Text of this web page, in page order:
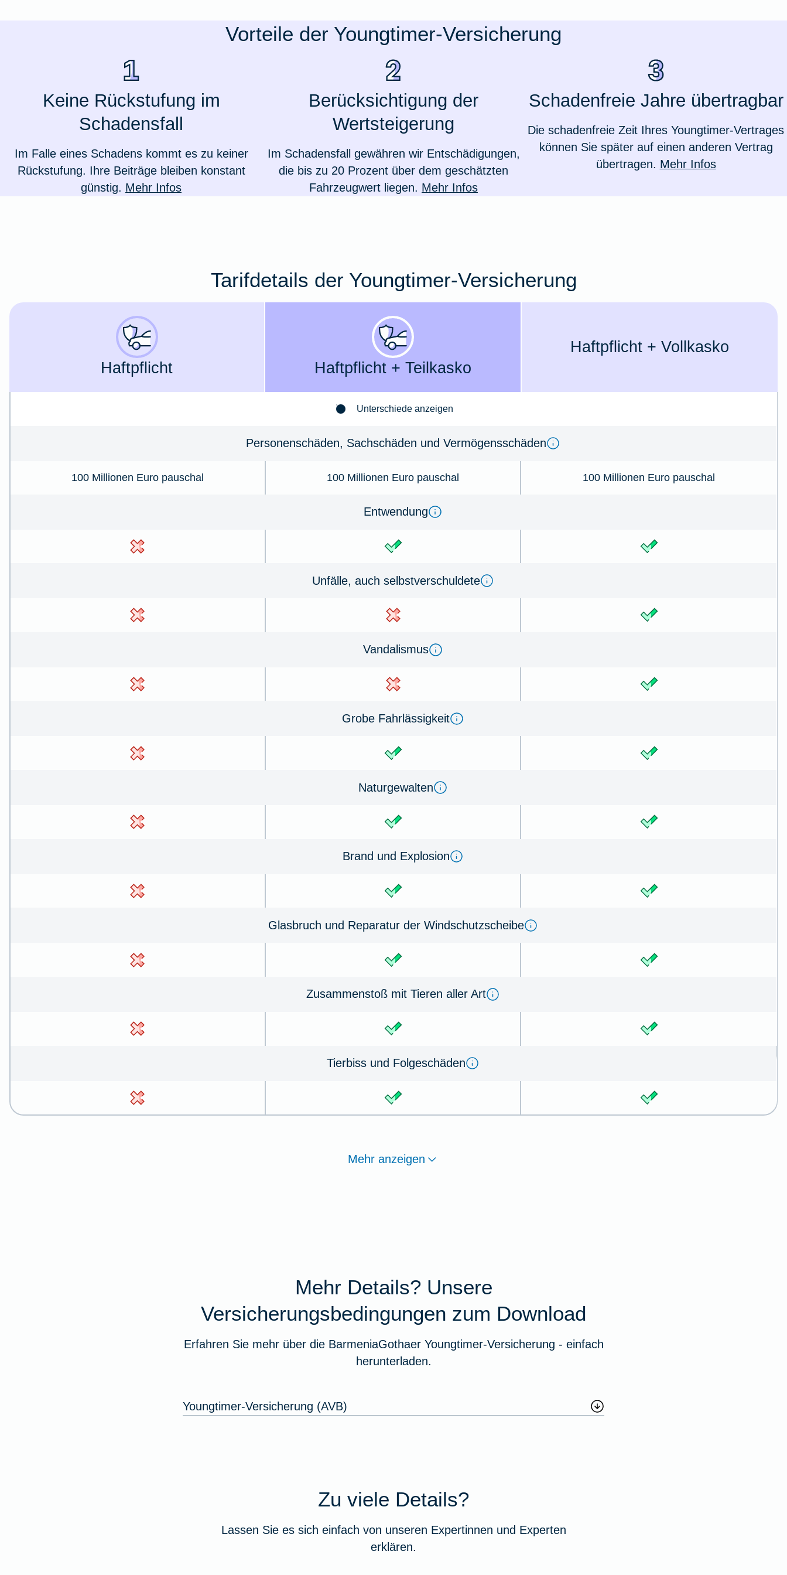
Zur Produktübersicht
Vorteile der Youngtimer-Versicherung
Keine Rückstufung im
Schadensfall
Im Falle eines Schadens kommt es zu keiner
Rückstufung. Ihre Beiträge bleiben konstant
günstig. Mehr Infos
Berücksichtigung der
Wertsteigerung
Im Schadensfall gewähren wir Entschädigungen,
die bis zu 20 Prozent über dem geschätzten
Fahrzeugwert liegen. Mehr Infos
Schadenfreie Jahre übertragbar
Die schadenfreie Zeit Ihres Youngtimer-Vertrages
können Sie später auf einen anderen Vertrag
übertragen. Mehr Infos
Tarifdetails der Youngtimer-Versicherung
Haft­­pflicht Haft­­pflicht + Teil­kasko
Haft­pflicht + Voll­kasko
Unterschiede anzeigen
Per­so­nenschäden, Sachschäden und Ver­mö­gens­schä­den
100 Millionen Euro pauschal 100 Millionen Euro pauschal 100 Millionen Euro pauschal
Ent­wen­dung
Un­fälle, auch selbst­ver­schul­de­te
Van­dal­is­mus
Gro­be Fahr­lässig­keit
Na­tur­ge­walten
Brand und Ex­plo­sion
Glas­bruch und Re­pa­ra­tur der Wind­schutz­schei­be
Zu­sammen­stoß mit Tie­ren aller Art
Tier­biss und Folge­schä­den
Mehr anzeigen
Mehr Details? Unsere
Versicherungsbedingungen zum Download
Erfahren Sie mehr über die BarmeniaGothaer Youngtimer-Versicherung - einfach
herunterladen.
Youngtimer-Versicherung (AVB)
Zu viele Details?
Lassen Sie es sich einfach von unseren Expertinnen und Experten
erklären.